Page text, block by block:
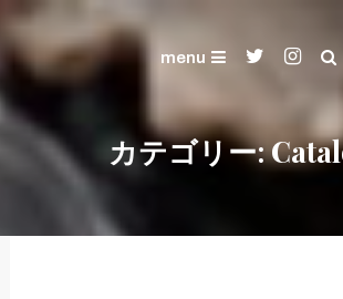
Skip
To
Content
Gallery
ART OF WAR and
menu
カテゴリー: